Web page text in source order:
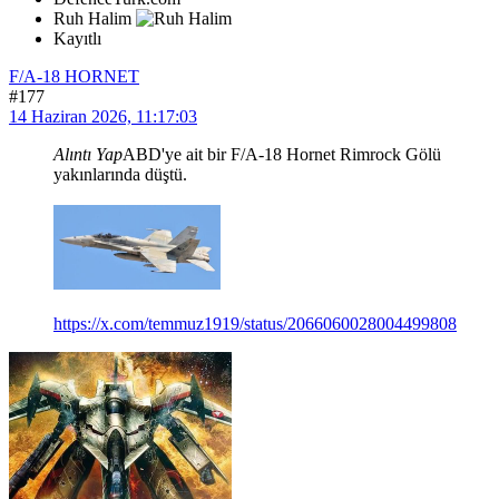
Ruh Halim
Kayıtlı
F/A-18 HORNET
#177
14 Haziran 2026, 11:17:03
Alıntı YapABD'ye ait bir F/A-18 Hornet Rimrock Gölü
yakınlarında düştü.
https://x.com/temmuz1919/status/2066060028004499808